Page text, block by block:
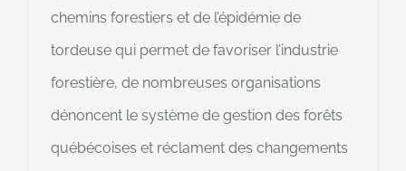
chemins forestiers et de l’épidémie de
tordeuse qui permet de favoriser l’industrie
forestière, de nombreuses organisations
dénoncent le système de gestion des forêts
québécoises et réclament des changements